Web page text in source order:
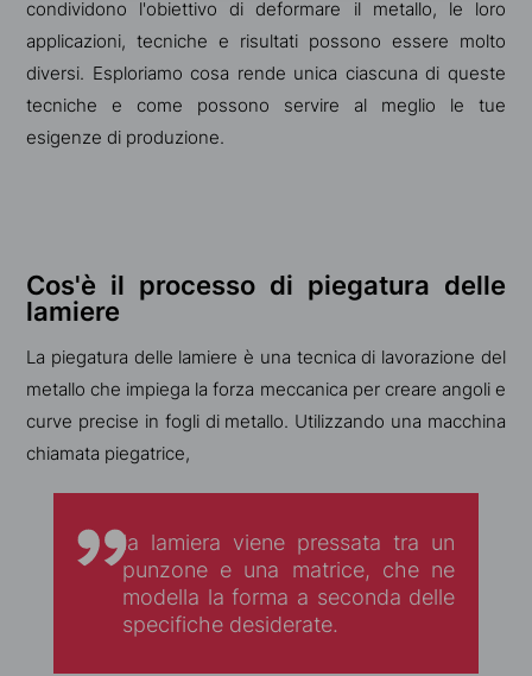
condividono l'obiettivo di deformare il metallo, le loro
applicazioni, tecniche e risultati possono essere molto
diversi. Esploriamo cosa rende unica ciascuna di queste
tecniche e come possono servire al meglio le tue
esigenze di produzione.
Cos'è il processo di piegatura delle
lamiere
La piegatura delle lamiere è una tecnica di lavorazione del
metallo che impiega la forza meccanica per creare angoli e
curve precise in fogli di metallo. Utilizzando una macchina
chiamata piegatrice,
la lamiera viene pressata tra un
punzone e una matrice, che ne
modella la forma a seconda delle
specifiche desiderate.